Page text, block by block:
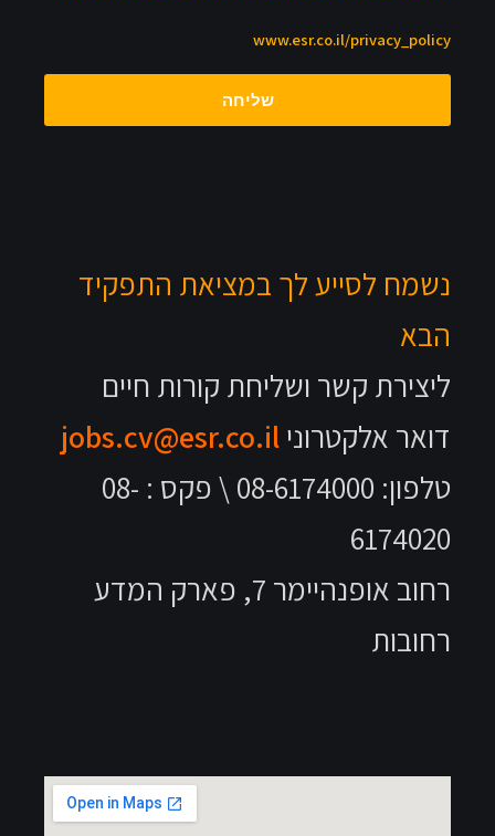
www.esr.co.il/privacy_policy
שליחה
נשמח לסייע לך במציאת התפקיד
הבא
ליצירת קשר ושליחת קורות חיים
דואר אלקטרוניjobs.cv@esr.co.il
טלפון: 08-6174000 \ פקס : 08-
6174020
רחוב אופנהיימר 7, פארק המדע
רחובות